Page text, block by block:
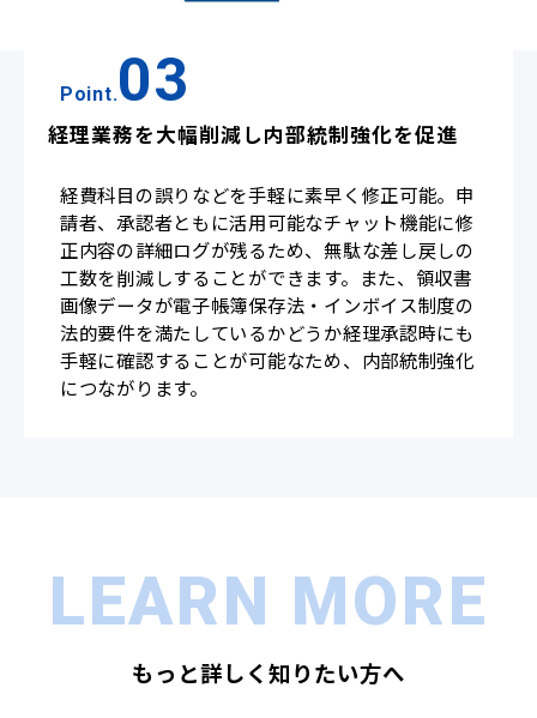
Point.03
経理業務を大幅削減し内部統制強化を促進
経費科目の誤りなどを手軽に素早く修正可能。申
請者、承認者ともに活用可能なチャット機能に修
正内容の詳細ログが残るため、無駄な差し戻しの
工数を削減しすることができます。また、領収書
画像データが電子帳簿保存法・インボイス制度の
法的要件を満たしているかどうか経理承認時にも
手軽に確認することが可能なため、内部統制強化
につながります。
LEARN MORE
もっと詳しく知りたい方へ